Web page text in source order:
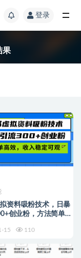
登录
果
资料吸粉技术，日暴
创业粉，方法简单
15 110